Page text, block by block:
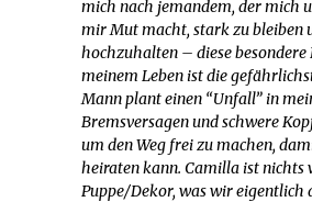
mich nach jemandem, der mich
mir Mut macht, stark zu bleiben
hochzuhalten – diese besondere
meinem Leben ist die
Mann plant einen “Unfall” in
Bremsversagen und schwere
um den Weg frei zu machen,
heiraten kann. Camilla ist nichts
Puppe/Dekor, was wir eigentlich